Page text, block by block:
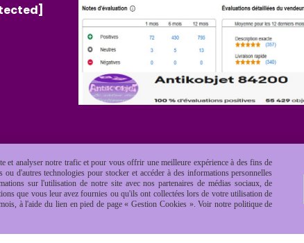
analyser notre trafic et pour vous offrir une meilleure expérience à des fins de
d'autres technologies pour stocker et accéder à des informations personnelles
sur l'utilisation de notre site avec nos partenaires de médias sociaux, de
que vous leur avez fournies ou qu'ils ont collectées lors de votre utilisation de
à l'aide du lien en pied de page « Gestion Cookies ». Voir notre politique de